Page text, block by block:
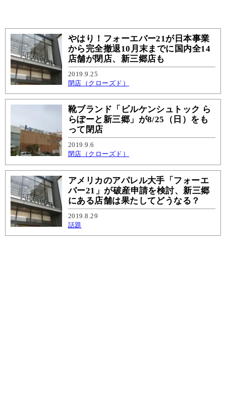
やはり！フォーエバー21が日本事業
から完全撤退10月末までに国内全14
店舗が閉店、新三郷店も
2019.9.25
閉店（クローズド）
靴ブランド「ビルケンシュトック ら
らぽーと新三郷」が8/25（日）をも
って閉店
2019.9.6
閉店（クローズド）
アメリカのアパレル大手「フォーエ
バー21」が破産申請を検討、新三郷
にある店舗は果たしてどうなる？
2019.8.29
話題